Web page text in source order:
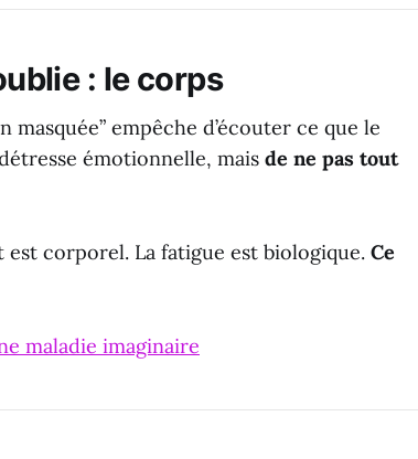
: le corps
empêche d’écouter ce que le
émotionnelle, mais de ne pas tout
corporel. La fatigue est biologique. Ce
maladie imaginaire